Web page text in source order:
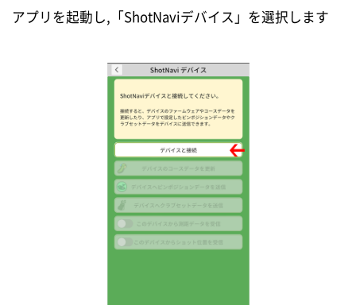
アプリを起動し,「ShotNaviデバイス」を選択します